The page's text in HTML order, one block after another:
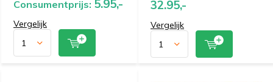
Consumentprijs: 5.95,-
Vergelijk
32.95,-
Vergelijk